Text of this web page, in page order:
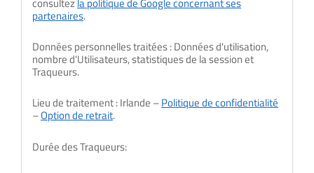
partenaires.
Données personnelles traitées : Données d'utilisation,
nombre d'Utilisateurs, statistiques de la session et
Traqueurs.
Lieu de traitement : Irlande –Politique de confidentialité
–Option de retrait.
Durée des Traqueurs: